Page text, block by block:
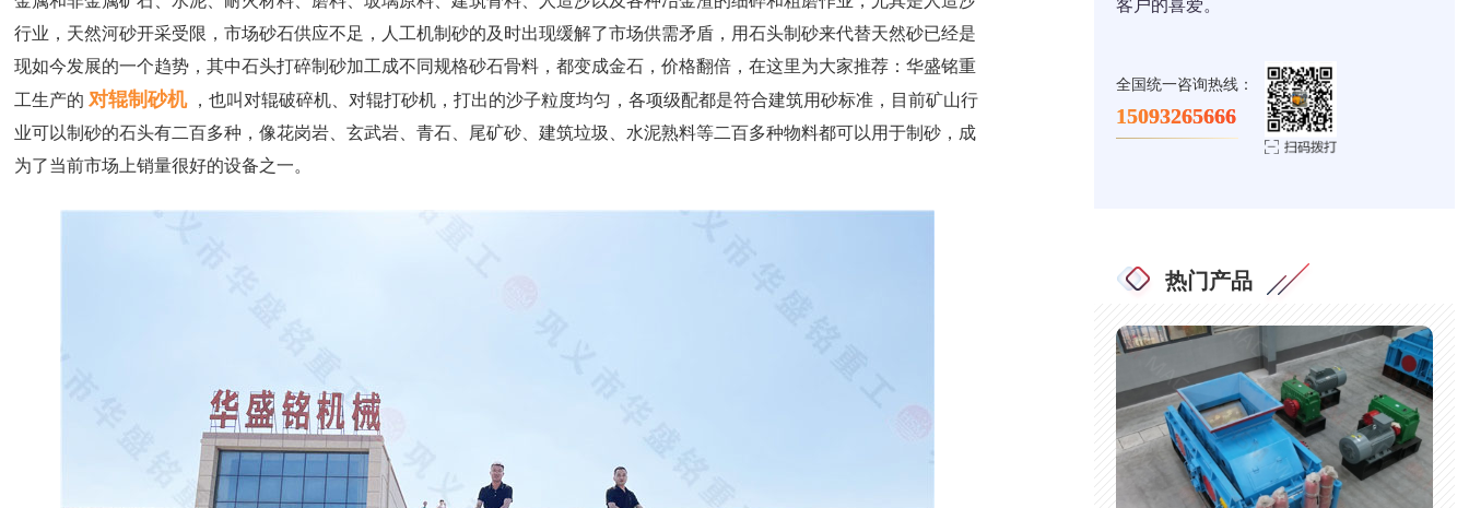
行业，天然河砂开采受限，市场砂石供应不足，人工机制砂的及时出现缓解了市场供需矛盾，用石头制砂来代替天然砂已经是
现如今发展的一个趋势，其中石头打碎制砂加工成不同规格砂石骨料，都变成金石，价格翻倍，在这里为大家推荐：华盛铭重
工生产的 对辊制砂机
，也叫对辊破碎机、对辊打砂机，打出的沙子粒度均匀，各项级配都是符合建筑用砂标准，目前矿山行
业可以制砂的石头有二百多种，像花岗岩、玄武岩、青石、尾矿砂、建筑垃圾、水泥熟料等二百多种物料都可以用于制砂，成
为了当前市场上销量很好的设备之一。
客户的喜爱。
全国统一咨询热线：
15093265666
热门产品